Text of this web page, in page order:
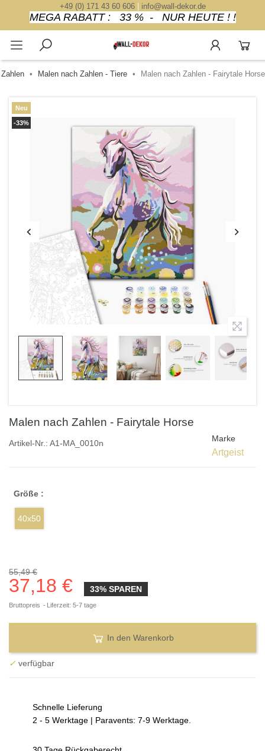
+49 (0) 171 43 60 606| info@wall-dekor.de
MEGA RABATT : 33 % - NUR HEUTE ! !
Malen nach Zahlen - Tiere Malen nach Zahlen - Fairytale Horse
-33%
Neu
Malen nach Zahlen - Fairytale Horse
Artikel-Nr.: A1-MA_0010n Marke
Artgeist
Größe :
40x50
55,49 €
37,18 € 33% SPAREN
Bruttopreis Liferzeit: 5-7 tage
In den Warenkorb
✓ verfügbar
Schnelle Lieferung
2 - 5 Werktage | Paravents: 7-9 Werktage.